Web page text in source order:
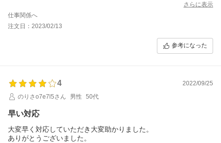
ントラックにした。ショップへのメールの問い合わせも、配送業
者からの電話での連絡も途切れることなかったので、信用できて
さらに表示
仕事関係へ
注文日：2023/02/13
参考になった
4
2022/09/25
のりさo7e7l5さん
男性 50代
早い対応
大変早く対応していただき大変助かりました。
ありがとうございました。